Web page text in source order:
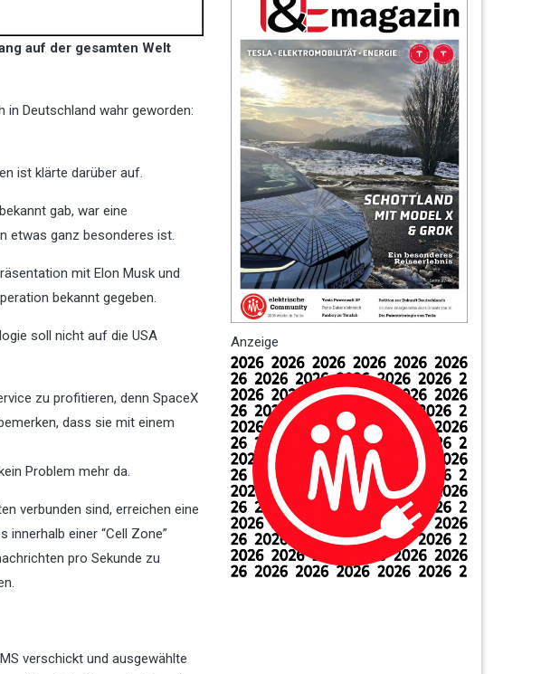
auf der gesamten Welt
in Deutschland wahr geworden:
ist klärte darüber auf.
gab, war eine
etwas ganz besonderes ist.
mit Elon Musk und
bekannt gegeben.
soll nicht auf die USA
zu profitieren, denn SpaceX
dass sie mit einem
Problem mehr da.
verbunden sind, erreichen eine
einer “Cell Zone”
pro Sekunde zu
verschickt und ausgewählte
Anzeige